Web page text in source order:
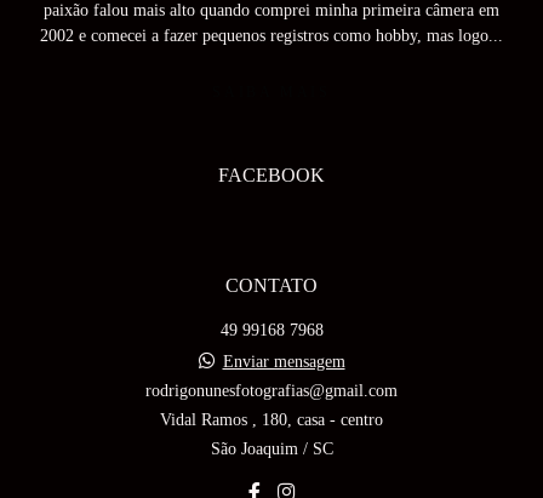
paixão falou mais alto quando comprei minha primeira câmera em
2002 e comecei a fazer pequenos registros como hobby, mas logo...
FACEBOOK
CONTATO
49 99168 7968
Enviar mensagem
rodrigonunesfotografias@gmail.com
Vidal Ramos , 180, casa - centro
São Joaquim / SC